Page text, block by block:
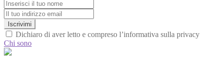
Iscrivimi
Dichiaro di aver letto e compreso l’informativa sulla privacy
Chi sono